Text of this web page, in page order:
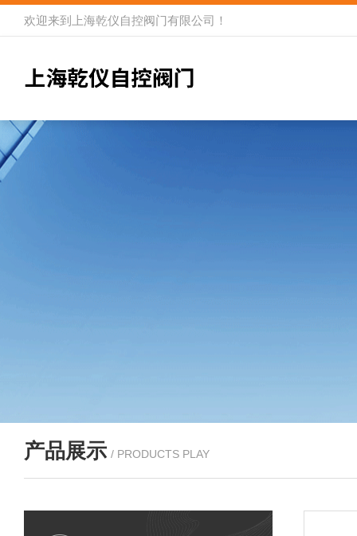
欢迎来到 上海乾仪自控阀门有限公司 ！
产品展示 / PRODUCTS PLAY